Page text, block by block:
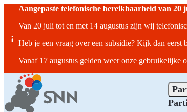
Aangepaste telefonische bereikbaarheid van 20
Van 20 juli tot en met 14 augustus zijn wij
Heb je een vraag over een subsidie? Kijk dan eerst
Vanaf 17 augustus gelden weer onze gebruikelijke